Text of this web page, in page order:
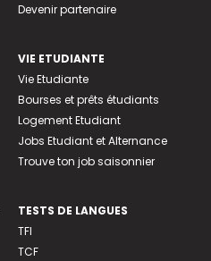
Devenir partenaire
VIE ETUDIANTE
Vie Etudiante
Bourses et prêts étudiants
Logement Etudiant
Jobs Etudiant et Alternance
Trouve ton job saisonnier
TESTS DE LANGUES
TFI
TCF